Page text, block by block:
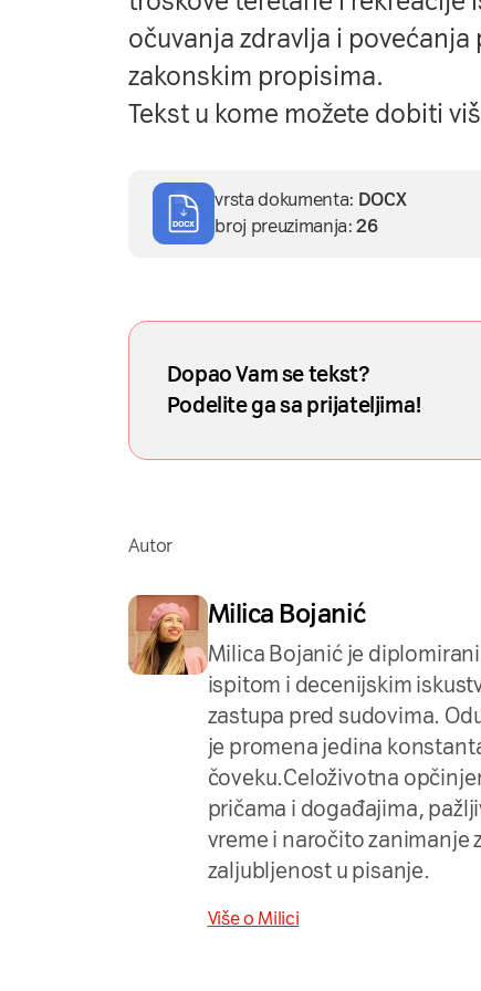
očuvanja zdravlja i
zakonskim propisima.
Tekst u kome možete dobiti
vrsta dokumenta: DOCX
broj preuzimanja:26
Dopao Vam se tekst?
Podelite ga sa prijateljima!
Autor
Milica Bojanić
Milica Bojanić je
ispitom i decenijskim
zastupa pred sudovima.
je promena jedina
čoveku.Celoživotna
pričama i događajima,
vreme i naročito zanimanje
zaljubljenost u pisanje.
Više o Milici